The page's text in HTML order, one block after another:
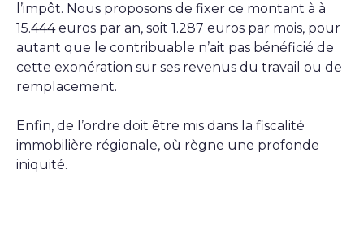
l’impôt. Nous proposons de fixer ce montant à à
15.444 euros par an, soit 1.287 euros par mois, pour
autant que le contribuable n’ait pas bénéficié de
cette exonération sur ses revenus du travail ou de
remplacement.
Enfin, de l’ordre doit être mis dans la fiscalité
immobilière régionale, où règne une profonde
iniquité.